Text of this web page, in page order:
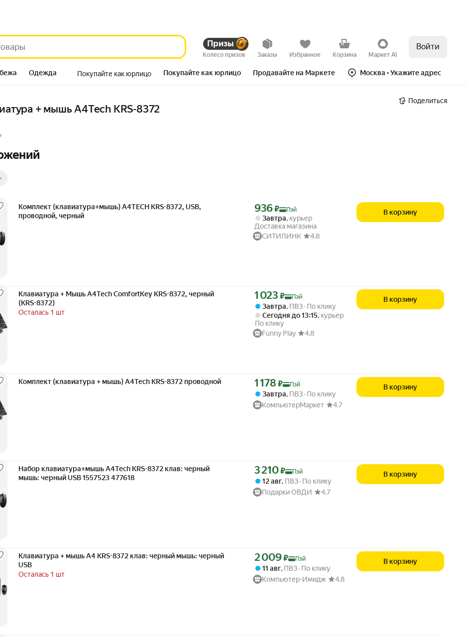
Призы
Колесо призов Заказы Избранное Корзина Маркет AI
Войти
Одежда Покупайте как юрлицо Покупайте как юрлицо Продавайте на Маркете Москва • Укажите адрес
+ мышь A4Tech KRS-8372
Поделиться
Комплект (клавиатура+мышь) A4TECH KRS-8372, USB,
проводной, черный
Цена с картой Яндекс Пэй 936 ₽ вместо
936₽ Пэй
Завтра, курьер
Доставка магазина
СИТИЛИНК
4.8
В корзину
Клавиатура + Мышь A4Tech ComfortKey KRS-8372, черный
(KRS-8372)
Осталась 1 шт
Цена с картой Яндекс Пэй 1023 ₽ вместо
1 023 ₽ Пэй
Завтра, ПВЗ По клику
Сегодня до 13:15, курьер
По клику
Funny Play
4.8
В корзину
Комплект (клавиатура + мышь) A4Tech KRS-8372 проводной Цена с картой Яндекс Пэй 1178 ₽ вместо
1 178 ₽ Пэй
Завтра, ПВЗ По клику
КомпьютерМаркет
4.7
В корзину
Набор клавиатура+мышь A4Tech KRS-8372 клав: черный
мышь: черный USB 1557523 477618
Цена с картой Яндекс Пэй 3210 ₽ вместо
3 210₽ Пэй
12 авг, ПВЗ По клику
Подарки ОВДИ
4.7
В корзину
Клавиатура + мышь A4 KRS-8372 клав: черный мышь: черный
USB
Осталась 1 шт
Цена с картой Яндекс Пэй 2009 ₽ вместо
2 009₽ Пэй
11 авг, ПВЗ По клику
Компьютер-Имидж
4.8
В корзину